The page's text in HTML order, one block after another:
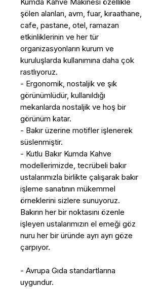
şölen alanları, avm, fuar, kıraathane,
cafe, pastane, otel, ramazan
etkinliklerinin ve her tür
organizasyonların kurum ve
kuruluşlarda kullanımına daha çok
rastlıyoruz.
- Ergonomik, nostaljik ve şık
görünümlüdür, kullanıldığı
mekanlarda nostaljik ve hoş bir
görünüm katar.
- Bakır üzerine motifler işlenerek
süslenmiştir.
- Kutlu Bakır Kumda Kahve
modellerimizde, tecrübeli bakır
ustalarımızla birlikte çalışarak bakır
işleme sanatının mükemmel
örneklerini sizlere sunuyoruz.
Bakırın her bir noktasını özenle
işleyen ustalarımızın el emeği göz
nuru her bir üründe ayrı ayrı göze
çarpıyor.
- Avrupa Gıda standartlarına
uygundur.